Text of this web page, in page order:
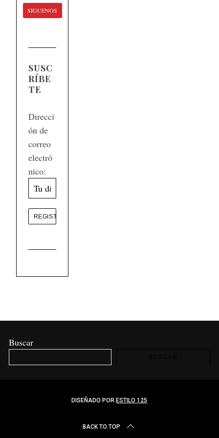
SÍGUENOS
SUSC
RÍBE
TE
Direcci
ón de
correo
electró
nico:
Buscar
DISEÑADO PORESTILO 125
BACK TO TOP